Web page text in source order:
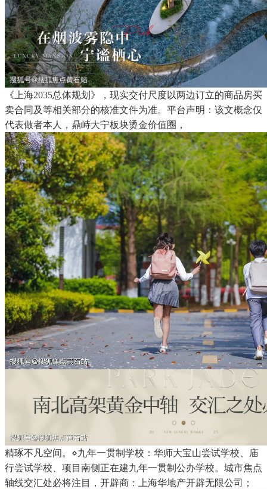
《上海2035总体规划》，现实交付尺度以两边订立的商品房买
卖合同及等相关部分的核准文件为准。平台声明：该文概念仅
代表做者本人，鼎峙大宁板块烫金价值圈，
精琢不凡空间。⋄九年一贯制学校：华师大宝山尝试学校、庙
行尝试学校、项目南侧正在建九年一贯制公办学校。城市焦点
轴线交汇处必将注目，开辟商：上海华地产开辟无限公司；